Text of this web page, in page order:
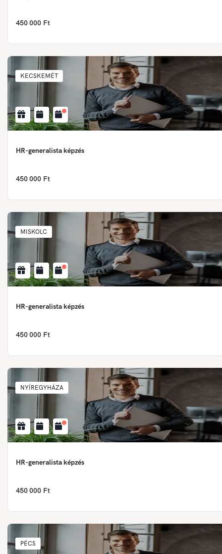
450 000 Ft
KECSKEMÉT
HR-generalista képzés
450 000 Ft
MISKOLC
HR-generalista képzés
450 000 Ft
NYÍREGYHÁZA
HR-generalista képzés
450 000 Ft
PÉCS